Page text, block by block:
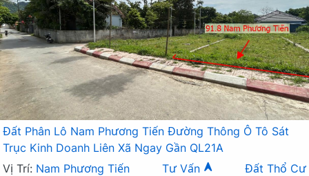
Đất Phân Lô Nam Phương Tiến Đường Thông Ô Tô Sát
Trục Kinh Doanh Liên Xã Ngay Gần QL21A
Vị Trí: Nam Phương Tiến Tư Vấn
Đất Thổ Cư